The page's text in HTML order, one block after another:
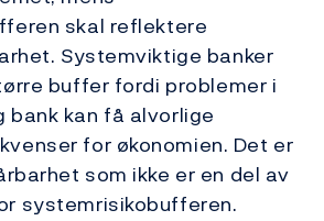
skal reflektere
Systemviktige banker
buffer fordi problemer i
kan få alvorlige
for økonomien. Det er
som ikke er en del av
systemrisikobufferen.